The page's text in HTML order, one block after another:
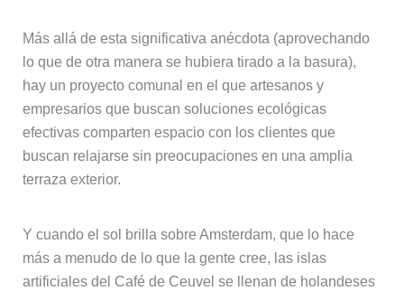
Más allá de esta significativa anécdota (aprovechando
lo que de otra manera se hubiera tirado a la basura),
hay un proyecto comunal en el que artesanos y
empresarios que buscan soluciones ecológicas
efectivas comparten espacio con los clientes que
buscan relajarse sin preocupaciones en una amplia
terraza exterior.
Y cuando el sol brilla sobre Amsterdam, que lo hace
más a menudo de lo que la gente cree, las islas
artificiales del Café de Ceuvel se llenan de holandeses